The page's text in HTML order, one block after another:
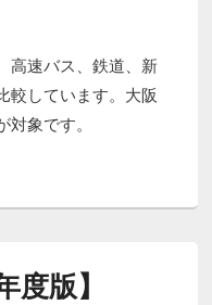
高速バス、鉄道、新
較しています。大阪
象です。
版】